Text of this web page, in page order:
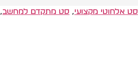
סט אלחוטי מקצועי, סט מתקדם למחשב,